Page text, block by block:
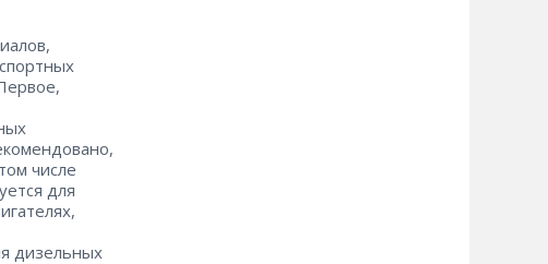
числе
для
дизельных